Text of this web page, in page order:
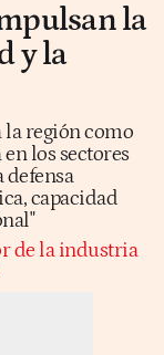
la
y la
la región como
los sectores
defensa
capacidad
de la industria